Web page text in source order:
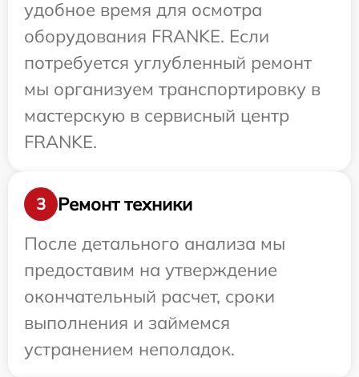
удобное время для осмотра
оборудования FRANKE. Если
потребуется углубленный ремонт
мы организуем транспортировку в
мастерскую в сервисный центр
FRANKE.
3
Ремонт техники
После детального анализа мы
предоставим на утверждение
окончательный расчет, сроки
выполнения и займемся
устранением неполадок.